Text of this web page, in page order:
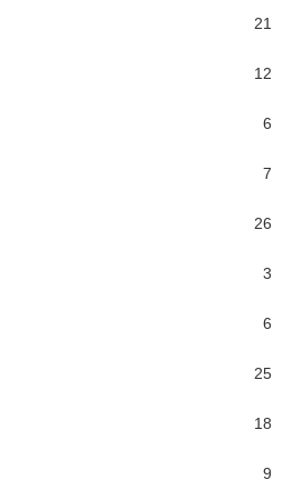
21
12
6
7
26
3
6
25
18
9